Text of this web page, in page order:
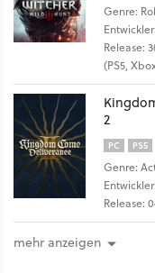
Genre:
Release:
(PS5,
2
PC PS5
Genre:
Release:
mehr anzeigen